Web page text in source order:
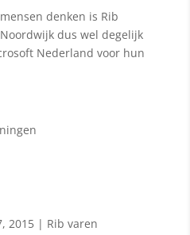
denken is Rib
dus wel degelijk
Nederland voor hun
2015| Rib varen